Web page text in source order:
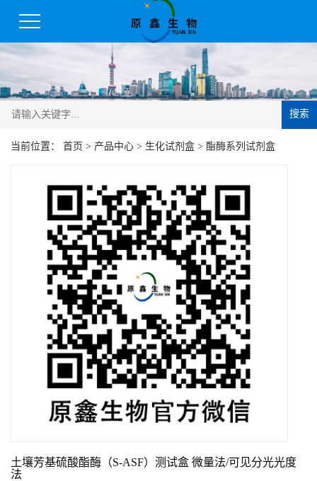
搜索
当前位置： 首页 > 产品中心 > 生化试剂盒 > 酯酶系列试剂盒
土壤芳基硫酸酯酶（S-ASF）测试盒 微量法/可见分光光度
法